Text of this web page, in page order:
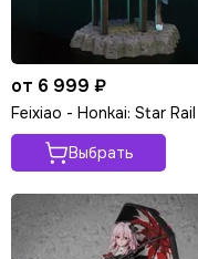
от 6 999 ₽
Feixiao - Honkai: Star Rail
Выбрать